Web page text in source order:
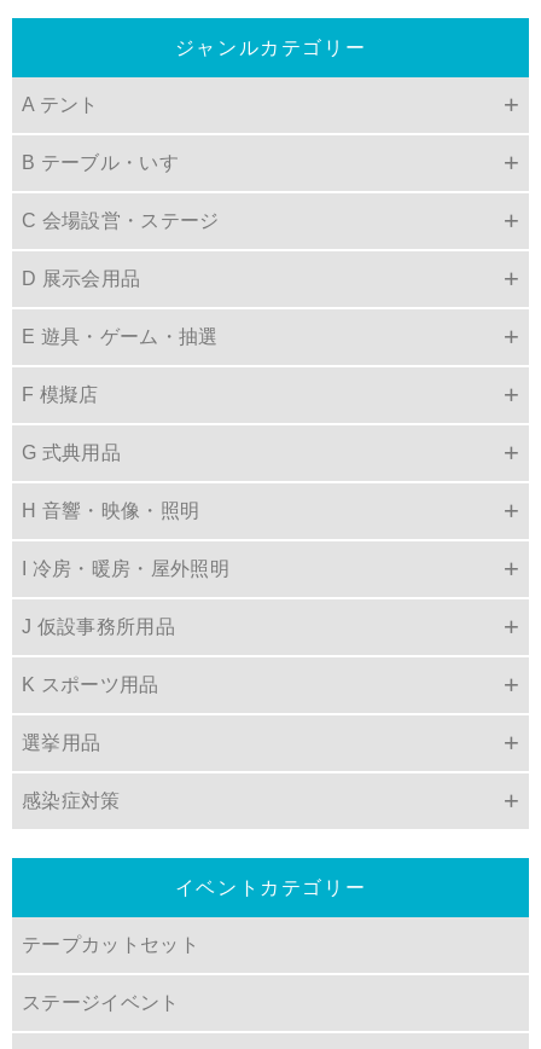
ジャンルカテゴリー
A テント
B テーブル・いす
C 会場設営・ステージ
D 展示会用品
E 遊具・ゲーム・抽選
F 模擬店
G 式典用品
H 音響・映像・照明
I 冷房・暖房・屋外照明
J 仮設事務所用品
K スポーツ用品
選挙用品
感染症対策
イベントカテゴリー
テープカットセット
ステージイベント